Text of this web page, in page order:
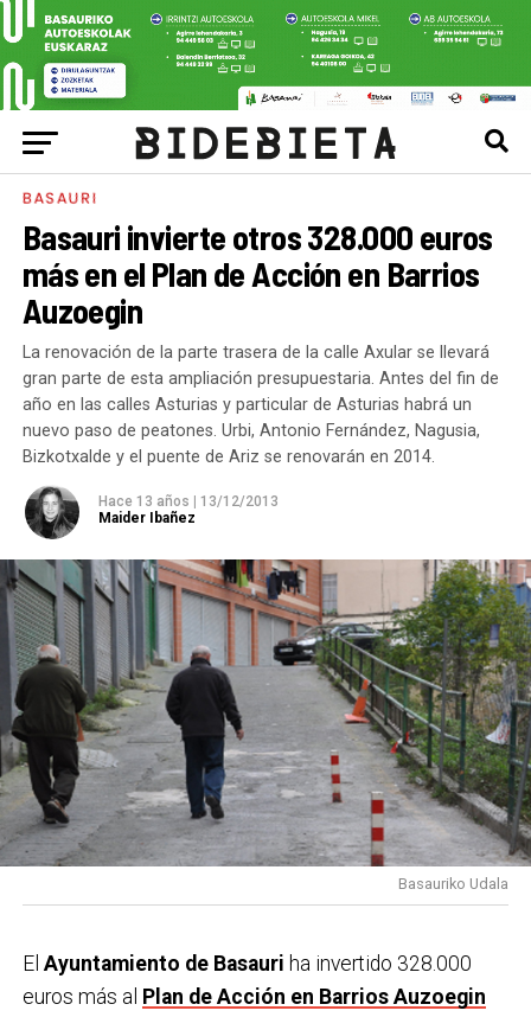
BASAURI
Basauri invierte otros 328.000 euros
más en el Plan de Acción en Barrios
Auzoegin
La renovación de la parte trasera de la calle Axular se llevará
gran parte de esta ampliación presupuestaria. Antes del fin de
año en las calles Asturias y particular de Asturias habrá un
nuevo paso de peatones. Urbi, Antonio Fernández, Nagusia,
Bizkotxalde y el puente de Ariz se renovarán en 2014.
Hace 13 años
13/12/2013
Maider Ibañez
Basauriko Udala
El Ayuntamiento de Basauri ha invertido 328.000
euros más al Plan de Acción en Barrios Auzoegin